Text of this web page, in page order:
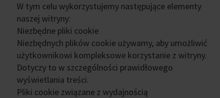
W tym celu wykorzystujemy następujące elementy
naszej witryny:
Niezbędne pliki cookie
Niezbędnych plików cookie używamy, aby umożliwić
użytkownikowi kompleksowe korzystanie z witryny.
Dotyczy to w szczególności prawidłowego
wyświetlania treści.
Pliki cookie związane z wydajnością